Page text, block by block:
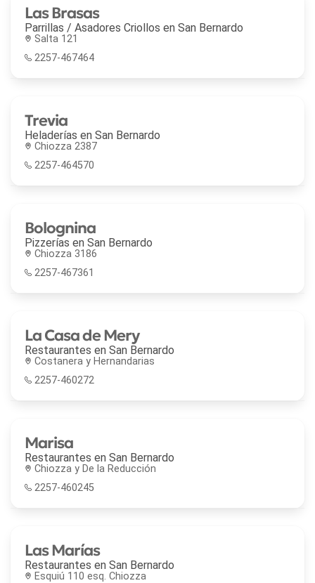
Las Brasas
Parrillas / Asadores Criollos en San Bernardo
Salta 121
2257-467464
Trevia
Heladerías en San Bernardo
Chiozza 2387
2257-464570
Bolognina
Pizzerías en San Bernardo
Chiozza 3186
2257-467361
La Casa de Mery
Restaurantes en San Bernardo
Costanera y Hernandarias
2257-460272
Marisa
Restaurantes en San Bernardo
Chiozza y De la Reducción
2257-460245
Las Marías
Restaurantes en San Bernardo
Esquiú 110 esq. Chiozza